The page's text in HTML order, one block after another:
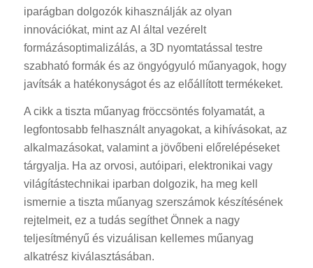
iparágban dolgozók kihasználják az olyan
innovációkat, mint az AI által vezérelt
formázásoptimalizálás, a 3D nyomtatással testre
szabható formák és az öngyógyuló műanyagok, hogy
javítsák a hatékonyságot és az előállított termékeket.
A cikk a tiszta műanyag fröccsöntés folyamatát, a
legfontosabb felhasznált anyagokat, a kihívásokat, az
alkalmazásokat, valamint a jövőbeni előrelépéseket
tárgyalja. Ha az orvosi, autóipari, elektronikai vagy
világítástechnikai iparban dolgozik, ha meg kell
ismernie a tiszta műanyag szerszámok készítésének
rejtelmeit, ez a tudás segíthet Önnek a nagy
teljesítményű és vizuálisan kellemes műanyag
alkatrész kiválasztásában.